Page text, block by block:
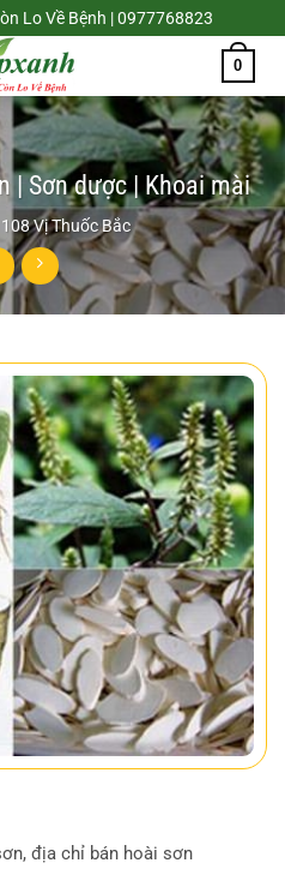
Lo Về Bệnh | 0977768823
0
| Sơn dược | Khoai mài
108 Vị Thuốc Bắc
địa chỉ bán hoài sơn